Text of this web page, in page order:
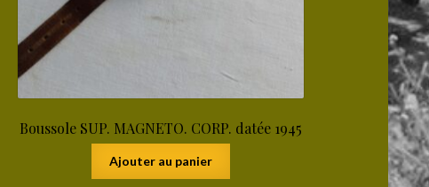
Boussole SUP. MAGNETO. CORP. datée 1945
Ajouter au panier